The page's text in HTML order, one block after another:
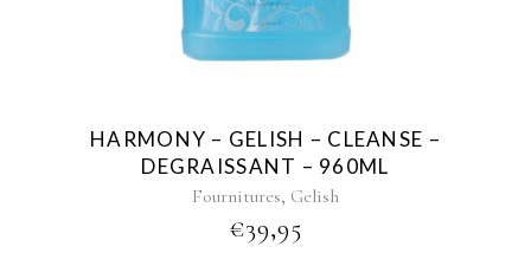
HARMONY – GELISH – CLEANSE –
DEGRAISSANT – 960ML
Fournitures, Gelish
€39,95